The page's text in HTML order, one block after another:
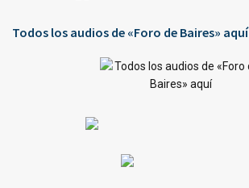
Todos los audios de «Foro de Baires» aquí